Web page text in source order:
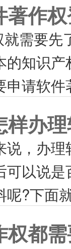
作
需要
的知识
申请软
办
说，办
可以说
呢?下面
权都